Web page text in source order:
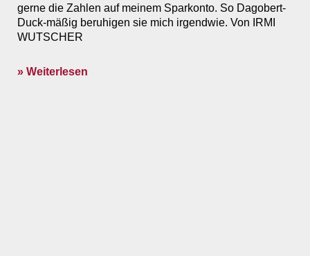
gerne die Zahlen auf meinem Sparkonto. So Dagobert-
Duck-mäßig beruhigen sie mich irgendwie. Von IRMI
WUTSCHER
» Weiterlesen